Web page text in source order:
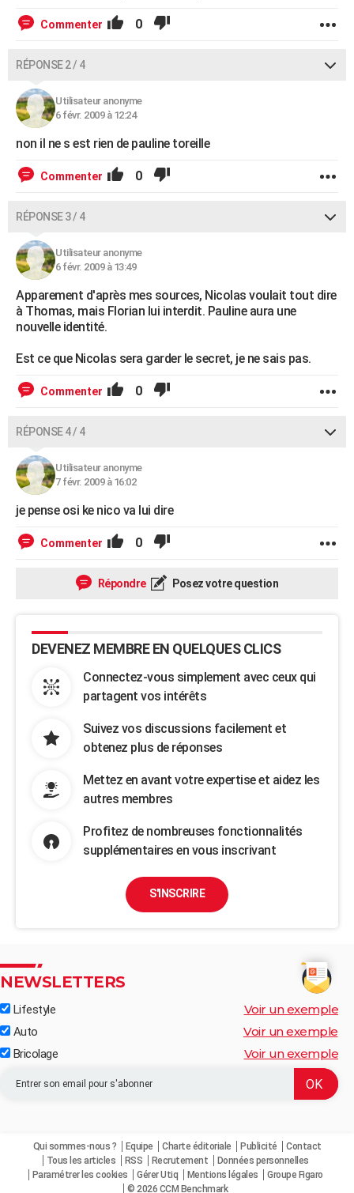
S'inscrire
Se connecter
Lycées
Collèges
Primaires
Universités
Entreprises
Service militaire
Avis de recherche
AVIS DE DÉCÈS
Commenter 0
RÉPONSE 2 / 4
Utilisateur anonyme
6 févr. 2009 à 12:24
non il ne s est rien de pauline toreille
Commenter 0
RÉPONSE 3 / 4
Utilisateur anonyme
6 févr. 2009 à 13:49
Apparement d'après mes sources, Nicolas voulait tout dire
à Thomas, mais Florian lui interdit. Pauline aura une
nouvelle identité.
Est ce que Nicolas sera garder le secret, je ne sais pas.
Commenter 0
RÉPONSE 4 / 4
Utilisateur anonyme
7 févr. 2009 à 16:02
je pense osi ke nico va lui dire
Commenter 0
Répondre Posez votre question
DEVENEZ MEMBRE EN QUELQUES CLICS
Connectez-vous simplement avec ceux qui
partagent vos intérêts
Suivez vos discussions facilement et
obtenez plus de réponses
Mettez en avant votre expertise et aidez les
autres membres
Profitez de nombreuses fonctionnalités
supplémentaires en vous inscrivant
S'INSCRIRE
NEWSLETTERS
Lifestyle Voir un exemple
Auto Voir un exemple
Bricolage Voir un exemple
Qui sommes-nous ? Equipe Charte éditoriale Publicité
Contact
Tous les articles
RSS Recrutement
Données personnelles
Paramétrer les cookies
Gérer Utiq Mentions légales
Groupe Figaro
© 2026 CCM Benchmark